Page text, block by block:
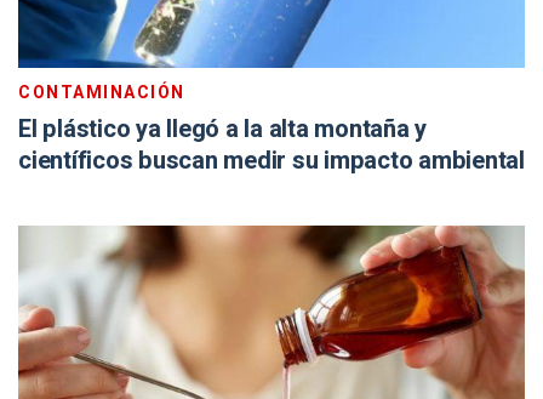
CONTAMINACIÓN
El plástico ya llegó a la alta montaña y
científicos buscan medir su impacto ambiental